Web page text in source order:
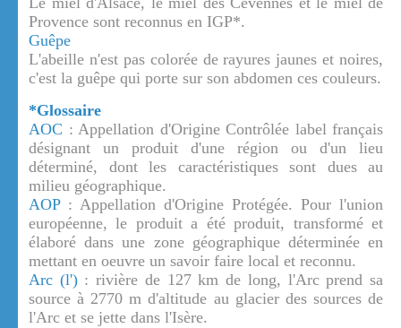
Provence sont reconnus en IGP*.
Guêpe
L'abeille n'est pas colorée de rayures jaunes et noires,
c'est la guêpe qui porte sur son abdomen ces couleurs.
*Glossaire
AOC : Appellation d'Origine Contrôlée label français
désignant un produit d'une région ou d'un lieu
déterminé, dont les caractéristiques sont dues au
milieu géographique.
AOP: Appellation d'Origine Protégée. Pour l'union
européenne, le produit a été produit, transformé et
élaboré dans une zone géographique déterminée en
mettant en oeuvre un savoir faire local et reconnu.
Arc (l'): rivière de 127 km de long, l'Arc prend sa
source à 2770 m d'altitude au glacier des sources de
l'Arc et se jette dans l'Isère.